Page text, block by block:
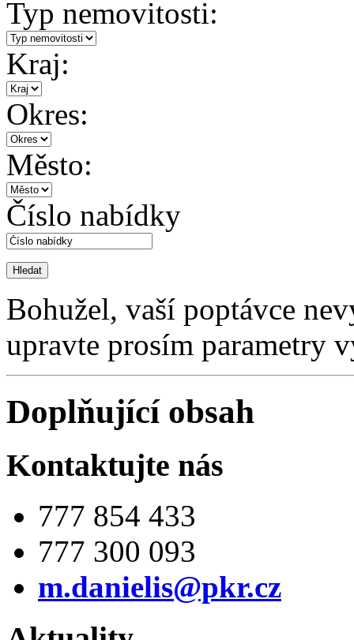
Typ nemovitosti:
Kraj:
Okres:
Město:
Číslo nabídky
Bohužel, vaší poptávce
upravte prosím parametry
Doplňující obsah
Kontaktujte nás
777 854 433
777 300 093
m.danielis@pkr.cz